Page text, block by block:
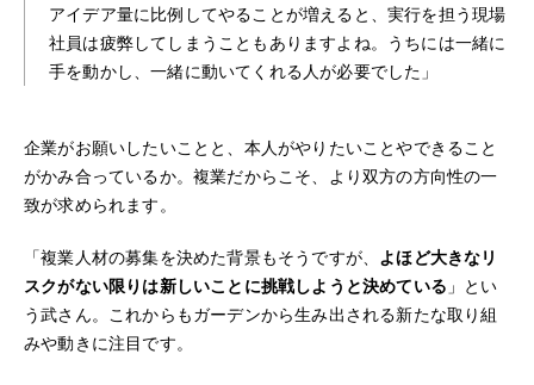
アイデア量に比例してやることが増えると、実行を担う現場
社員は疲弊してしまうこともありますよね。うちには一緒に
手を動かし、一緒に動いてくれる人が必要でした」
企業がお願いしたいことと、本人がやりたいことやできること
がかみ合っているか。複業だからこそ、より双方の方向性の一
致が求められます。
「複業人材の募集を決めた背景もそうですが、
よほど大きなリ
スクがない限りは新しいことに挑戦しようと決めている 」とい
う武さん。これからもガーデンから生み出される新たな取り組
みや動きに注目です。